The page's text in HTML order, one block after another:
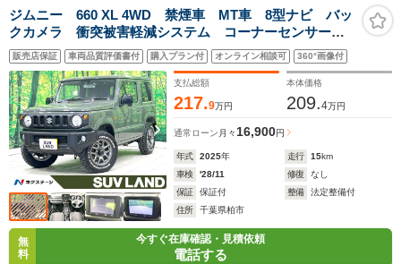
ジムニー 660 XL 4WD 禁煙車 MT車 8型ナビ バッ
クカメラ 衝突被害軽減システム コーナーセンサー
スマートキー ビルトインETC 純正16インチアルミ
オートハイビーム 車線逸脱警報
販売店保証 車両品質評価書付 購入プラン付 オンライン相談可 360°画像付
支払総額
217.9万円
本体価格
209.4万円
通常ローン 月々16,900円
年式 2025年 走行 15km
車検
'28/11 修復
なし
保証
保証付 整備
法定整備付
住所
千葉県柏市
無
料
今すぐ在庫確認・見積依頼
電話する